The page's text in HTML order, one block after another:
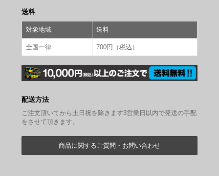
送料
対象地域 送料
全国一律 700円（税込）
配送方法
ご注文頂いてから土日祝を除きます3営業日以内で発送の手配
をさせて頂きます。
商品に関するご質問・お問い合わせ